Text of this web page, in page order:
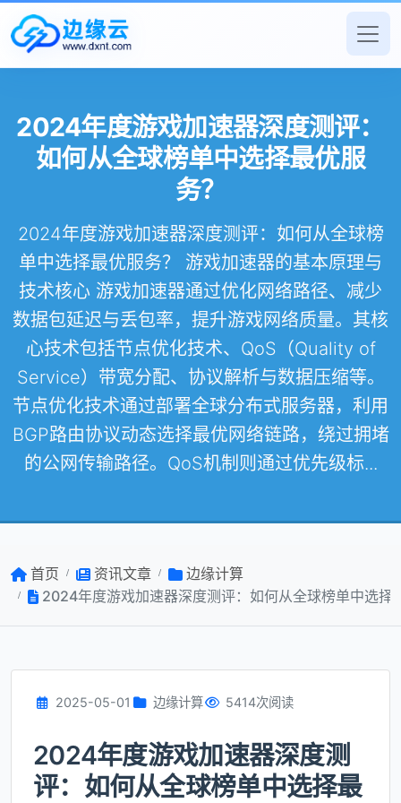
2024年度游戏加速器深度测评：
如何从全球榜单中选择最优服
务？
2024年度游戏加速器深度测评：如何从全球榜
单中选择最优服务？ 游戏加速器的基本原理与
技术核心 游戏加速器通过优化网络路径、减少
数据包延迟与丢包率，提升游戏网络质量。其核
心技术包括节点优化技术、QoS（Quality of
Service）带宽分配、协议解析与数据压缩等。
节点优化技术通过部署全球分布式服务器，利用
BGP路由协议动态选择最优网络链路，绕过拥堵
的公网传输路径。QoS机制则通过优先级标...
首页 资讯文章
边缘计算
2024年度游戏加速器深度测评：如何从全球榜单中选择
2025-05-01 边缘计算 5414次阅读
2024年度游戏加速器深度测
评：如何从全球榜单中选择最